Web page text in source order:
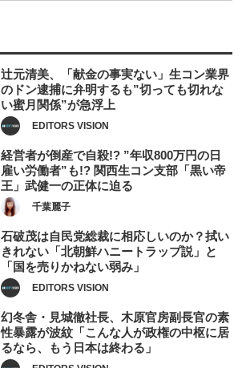
辻元清美、「献金の事実ない」生コン業界
のドン逮捕に弁明するも”切っても切れな
い蜜月関係”が急浮上
EDITORS VISION
経営者が倒産で自殺!? ”年収800万円の日
雇い労働者”も!? 関西生コン支部「黒い帝
王」武健一の正体に迫る
千葉麗子
石破茂は自民党総裁に相応しいのか？拭い
きれない「北朝鮮ハニートラップ説」と
「国を売りかねない弱み」
EDITORS VISION
幻冬舎・見城徹社長、木原官房副長官の素
性暴露が波紋「こんな人が政権の中枢に居
るなら、もう日本は終わる」